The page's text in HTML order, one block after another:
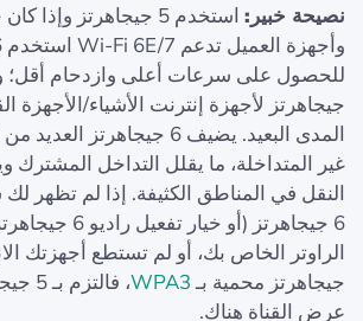
نصيحة خبير:
استخدم 5 جيجاهرتز وإذا
جيجاهرتز لأجهزة إنترنت الأشياء/الأجهزة
المدى البعيد. يضيف 6 جيجاهرتز
غير المتداخلة، ما يقلل التداخل
6 جيجاهرتز (أو
جيجاهرتز محمية بـWPA3
،
عرض القناة هناك.